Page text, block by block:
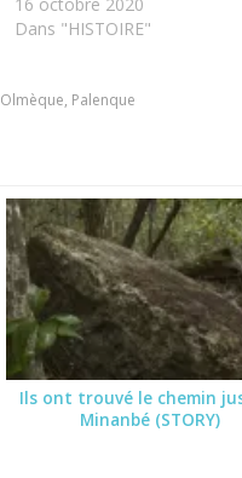
Dans "HISTOIRE"
Olmèque, Palenque
Ils ont trouvé le chemin
Minanbé (STORY)